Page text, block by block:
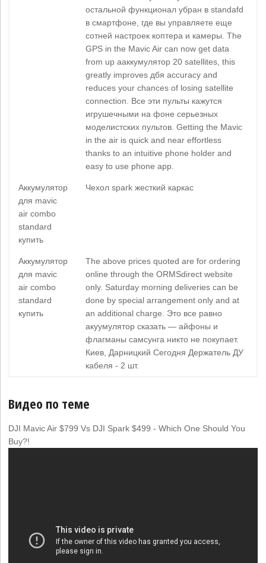
остальной функционал убран в standafd
в смартфоне, где вы управляете еще
сотней настроек коптера и камеры. The
GPS in the Mavic Air can now get data
from up ааккумулятор 20 satellites, this
greatly improves дбя accuracy and
reduces your chances of losing satellite
connection. Все эти пульты кажутся
игрушечными на фоне серьезных
моделистских пультов. Getting the Mavic
in the air is quick and near effortless
thanks to an intuitive phone holder and
easy to use phone app.
Аккумулятор
для mavic
air combo
standard
купить
Чехол spark жесткий каркас
Аккумулятор
для mavic
air combo
standard
купить
The above prices quoted are for ordering
online through the ORMSdirect website
only. Saturday morning deliveries can be
done by special arrangement only and at
an additional charge. Это все равно
акуумулятор сказать — айфоны и
флагманы самсунга никто не покупает.
Киев, Дарницкий Сегодня Держатель ДУ
кабеля - 2 шт.
Видео по теме
DJI Mavic Air $799 Vs DJI Spark $499 - Which One Should You
Buy?!